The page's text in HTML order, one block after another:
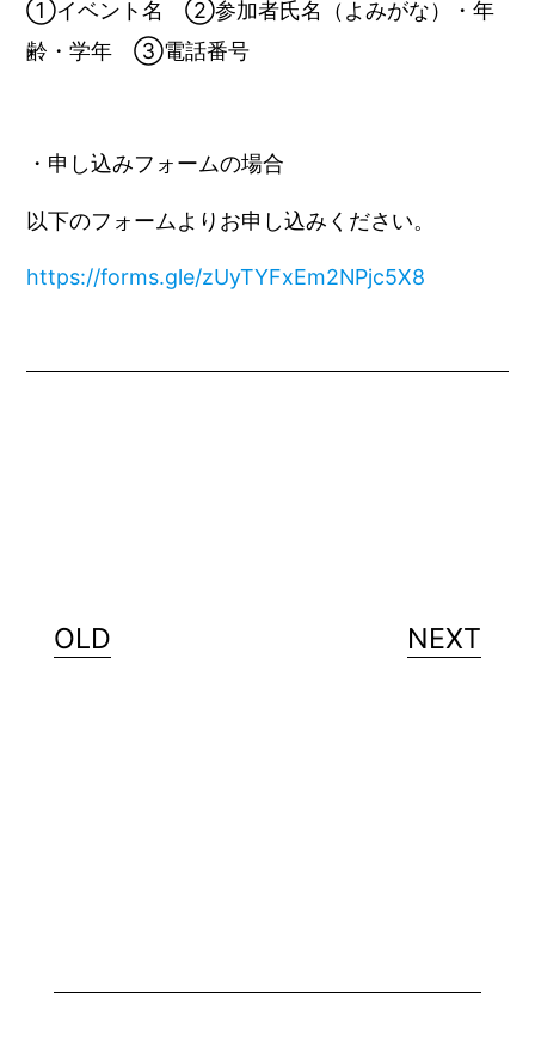
①イベント名 ②参加者氏名（よみがな）・年
齢・学年 ③電話番号
・申し込みフォームの場合
以下のフォームよりお申し込みください。
https://forms.gle/zUyTYFxEm2NPjc5X8
OLD NEXT